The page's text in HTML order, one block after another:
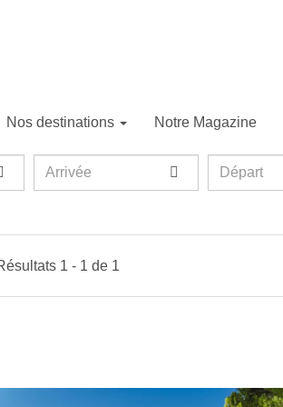
Nos destinations Notre Magazine
Arrivée Départ
1 - 1 de 1